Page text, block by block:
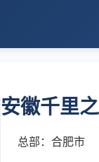
安徽千里
总部：合肥市